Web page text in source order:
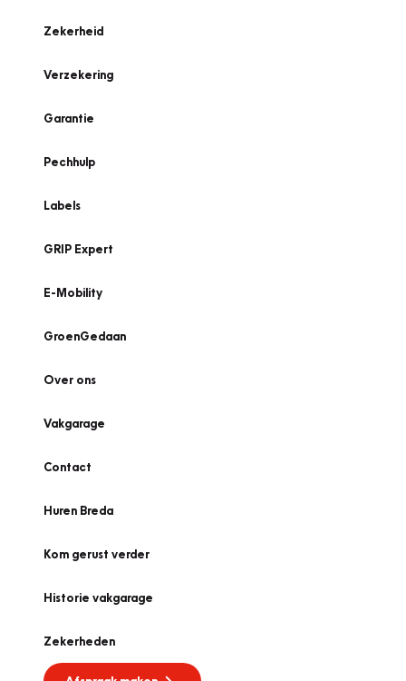
Zekerheid
Verzekering
Garantie
Pechhulp
Labels
GRIP Expert
E-Mobility
GroenGedaan
Over ons
Vakgarage
Contact
Huren Breda
Kom gerust verder
Historie vakgarage
Zekerheden